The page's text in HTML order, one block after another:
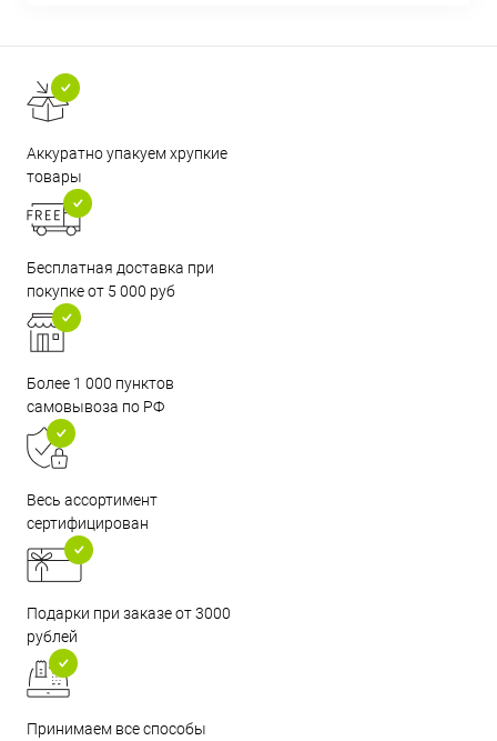
Аккуратно упакуем хрупкие
товары
Бесплатная доставка при
покупке от 5 000 руб
Более 1 000 пунктов
самовывоза по РФ
Весь ассортимент
сертифицирован
Подарки при заказе от 3000
рублей
Принимаем все способы